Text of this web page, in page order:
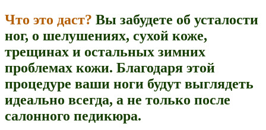
Что это даст? Вы забудете об усталости
ног, о шелушениях, сухой коже,
трещинах и остальных зимних
проблемах кожи. Благодаря этой
процедуре ваши ноги будут выглядеть
идеально всегда, а не только после
салонного педикюра.